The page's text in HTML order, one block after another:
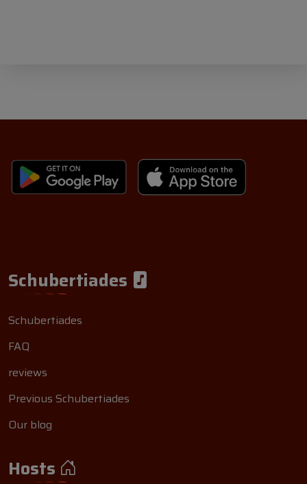
Schubertiades
Schubertiades
FAQ
reviews
Previous Schubertiades
Our blog
Hosts